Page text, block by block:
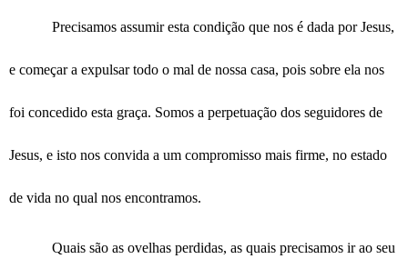
Precisamos assumir esta condição que nos é dada por Jesus,
e começar a expulsar todo o mal de nossa casa, pois sobre ela nos
foi concedido esta graça. Somos a perpetuação dos seguidores de
Jesus, e isto nos convida a um compromisso mais firme, no estado
de vida no qual nos encontramos.
Quais são as ovelhas perdidas, as quais precisamos ir ao seu